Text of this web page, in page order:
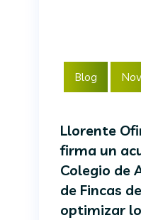
Blog
Llorente
firma un
Colegio de
de Fincas
optimizar